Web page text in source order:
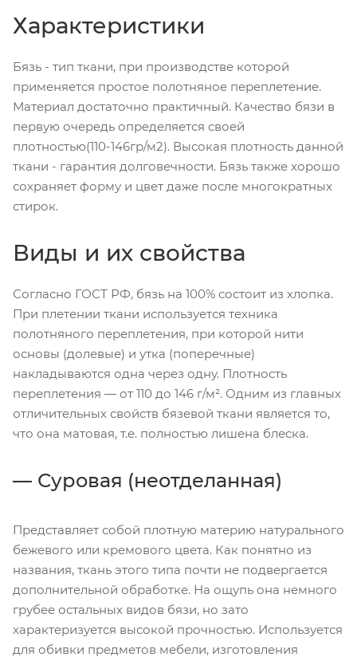
Характеристики
Бязь - тип ткани, при производстве которой
применяется простое полотняное переплетение.
Материал достаточно практичный. Качество бязи в
первую очередь определяется своей
плотностью(110-146гр/м2). Высокая плотность данной
ткани - гарантия долговечности. Бязь также хорошо
сохраняет форму и цвет даже после многократных
стирок.
Виды и их свойства
Согласно ГОСТ РФ, бязь на 100% состоит из хлопка.
При плетении ткани используется техника
полотняного переплетения, при которой нити
основы (долевые) и утка (поперечные)
накладываются одна через одну. Плотность
переплетения — от 110 до 146 г/м². Одним из главных
отличительных свойств бязевой ткани является то,
что она матовая, т.е. полностью лишена блеска.
Суровая (неотделанная)
Представляет собой плотную материю натурального
бежевого или кремового цвета. Как понятно из
названия, ткань этого типа почти не подвергается
дополнительной обработке. На ощупь она немного
грубее остальных видов бязи, но зато
характеризуется высокой прочностью. Используется
для обивки предметов мебели, изготовления